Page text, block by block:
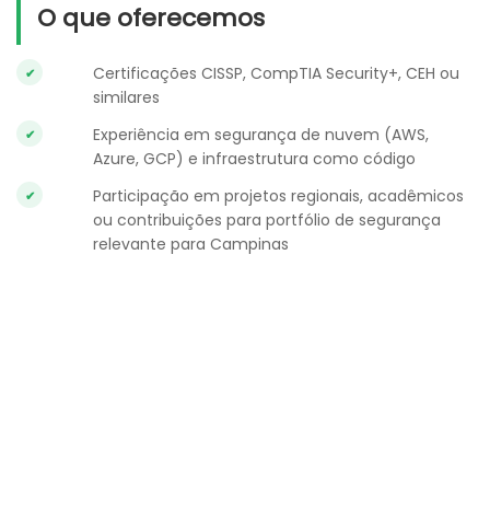
O que oferecemos
Certificações CISSP, CompTIA Security+, CEH ou
similares
Experiência em segurança de nuvem (AWS,
Azure, GCP) e infraestrutura como código
Participação em projetos regionais, acadêmicos
ou contribuições para portfólio de segurança
relevante para Campinas⠀ ⠀ ⠀ ⠀ ⠀ ⠀ ⠀ ⠀ ⠀